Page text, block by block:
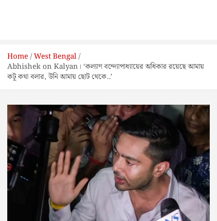
Home West Bengal
Abhishek on Kalyan। ‘কল্যাণ বন্দ্যোপাধ্যায়ের অধিকার রয়েছে আমায়
কটূ কথা বলার, উনি আমায় ছোট থেকে..’